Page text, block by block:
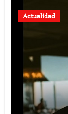
Actualidad